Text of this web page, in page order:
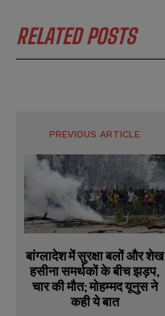
RELATED POSTS
PREVIOUS ARTICLE
बांग्लादेश में सुरक्षा बलों और शेख
हसीना समर्थकों के बीच झड़प,
चार की मौत; मोहम्मद यूनुस ने
कही ये बात